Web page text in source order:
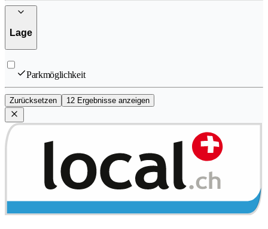
Lage
Parkmöglichkeit
Zurücksetzen 12 Ergebnisse anzeigen